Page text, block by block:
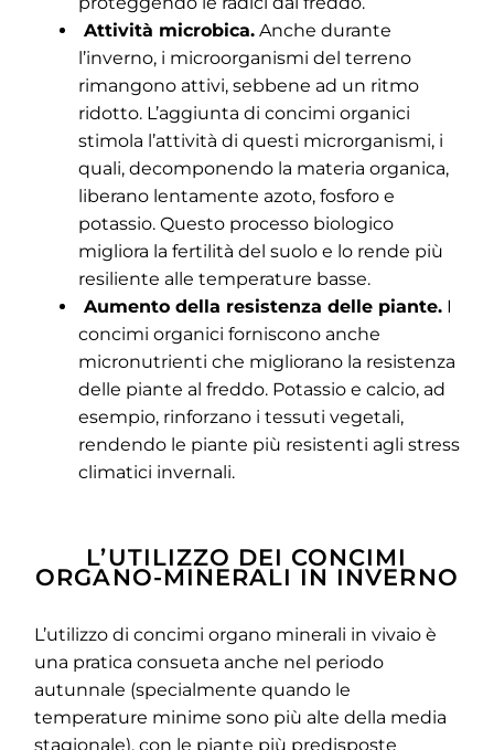
Attività microbica. Anche durante
l’inverno, i microorganismi del terreno
rimangono attivi, sebbene ad un ritmo
ridotto. L’aggiunta di concimi organici
stimola l’attività di questi microrganismi, i
quali, decomponendo la materia organica,
liberano lentamente azoto, fosforo e
potassio. Questo processo biologico
migliora la fertilità del suolo e lo rende più
resiliente alle temperature basse.
Aumento della resistenza delle piante. I
concimi organici forniscono anche
micronutrienti che migliorano la resistenza
delle piante al freddo. Potassio e calcio, ad
esempio, rinforzano i tessuti vegetali,
rendendo le piante più resistenti agli stress
climatici invernali.
L’UTILIZZO DEI CONCIMI
ORGANO-MINERALI IN INVERNO
L’utilizzo di concimi organo minerali in vivaio è
una pratica consueta anche nel periodo
autunnale (specialmente quando le
temperature minime sono più alte della media
stagionale), con le piante più predisposte